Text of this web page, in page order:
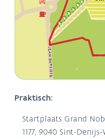
Praktisch:
Startplaats Grand
1177, 9040 Sint-